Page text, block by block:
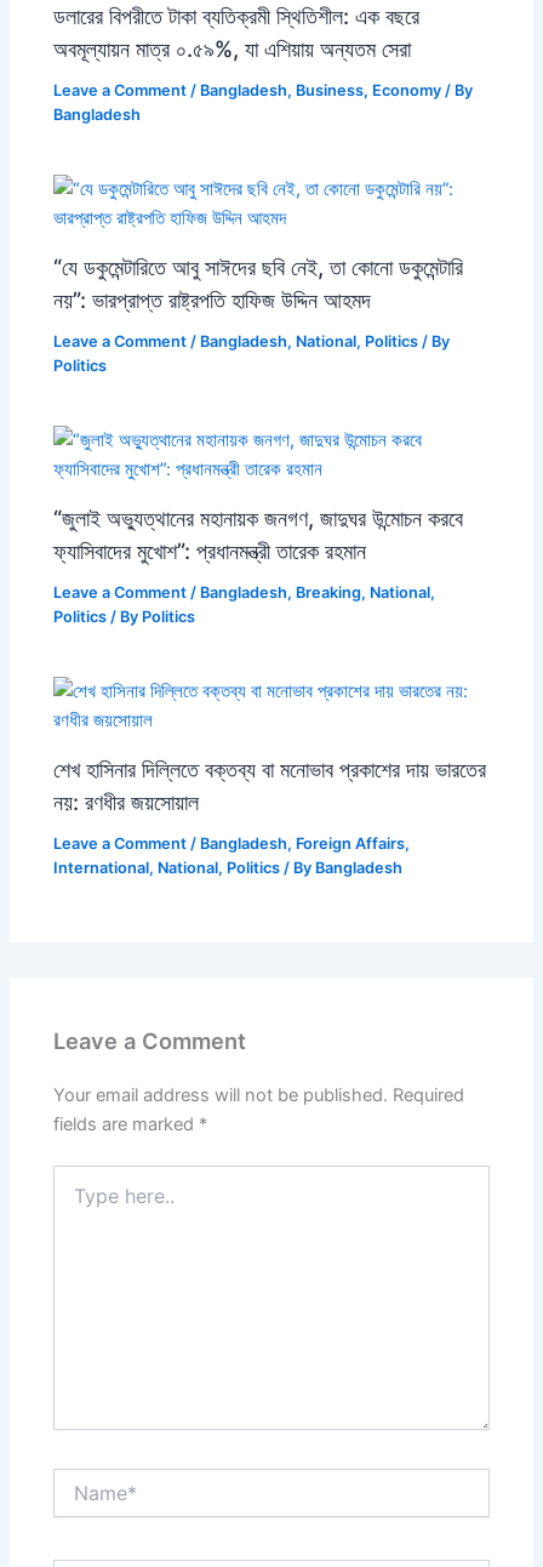
ডলারের বিপরীতে টাকা ব্যতিক্রমী স্থিতিশীল: এক বছরে
অবমূল্যায়ন মাত্র ০.৫৯%, যা এশিয়ায় অন্যতম সেরা
Leave a Comment / Bangladesh, Business, Economy / By
Bangladesh
“যে ডকুমেন্টারিতে আবু সাঈদের ছবি নেই, তা কোনো ডকুমেন্টারি
নয়”: ভারপ্রাপ্ত রাষ্ট্রপতি হাফিজ উদ্দিন আহমদ
Leave a Comment / Bangladesh, National, Politics / By
Politics
“জুলাই অভ্যুত্থানের মহানায়ক জনগণ, জাদুঘর উন্মোচন করবে
ফ্যাসিবাদের মুখোশ”: প্রধানমন্ত্রী তারেক রহমান
Leave a Comment / Bangladesh, Breaking, National,
Politics / By Politics
শেখ হাসিনার দিল্লিতে বক্তব্য বা মনোভাব প্রকাশের দায় ভারতের
নয়: রণধীর জয়সোয়াল
Leave a Comment / Bangladesh, Foreign Affairs,
International, National, Politics / By Bangladesh
Leave a Comment
Your email address will not be published. Required
fields are marked *
here..